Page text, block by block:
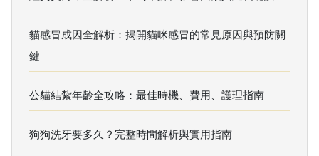
貓感冒成因全解析：揭開貓咪感冒的常見原因與預防關
鍵
公貓結紮年齡全攻略：最佳時機、費用、護理指南
狗狗洗牙要多久？完整時間解析與實用指南